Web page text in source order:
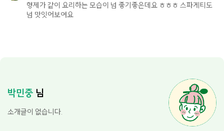
형제가 같이 요리하는 모습이 넘 좋기좋은데요 ㅎㅎㅎ 스파게티도
넘 맛잇어보여요
박민중 님
소개글이 없습니다.